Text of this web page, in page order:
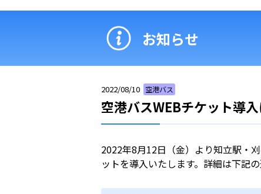
お知らせ
2022/08/10 空港バス
空港バスWEBチケット導
2022年8月12日（金）より知立駅・
ットを導入いたします。詳細は下記の